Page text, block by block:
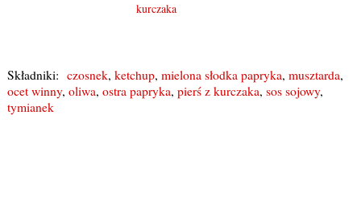
kurczaka
Składniki: czosnek, ketchup, mielona słodka papryka, musztarda,
ocet winny, oliwa, ostra papryka, pierś z kurczaka, sos sojowy,
tymianek